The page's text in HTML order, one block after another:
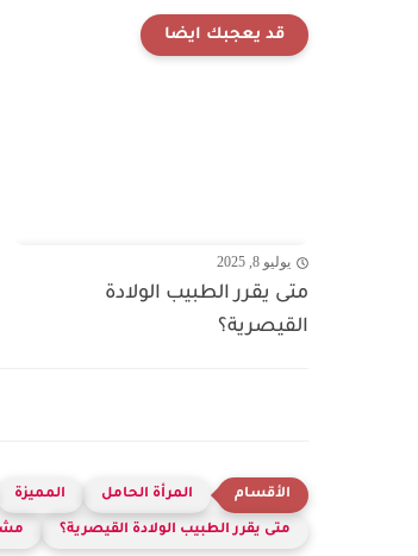
قد يعجبك ايضا
يوليو 8, 2025
متى يقرر الطبيب الولادة
القيصرية؟
المرأة الحامل المميزة
متى يقرر الطبيب الولادة القيصرية؟